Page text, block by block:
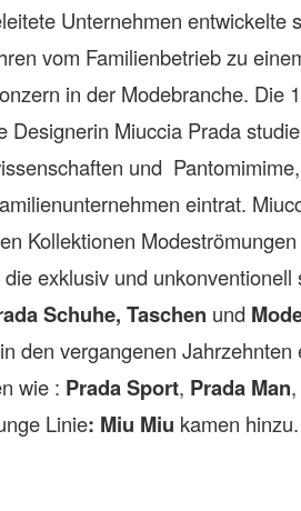
Unternehmen entwickelte
vom Familienbetrieb zu
in der Modebranche. Die
Designerin Miuccia Prada
und
eintrat.
Kollektionen
exklusiv und unkonventionell
Schuhe, Taschen und
den vergangenen Jahrzehnten
wie : Prada Sport, Prada Man,
Linie: Miu Miu kamen hinzu.